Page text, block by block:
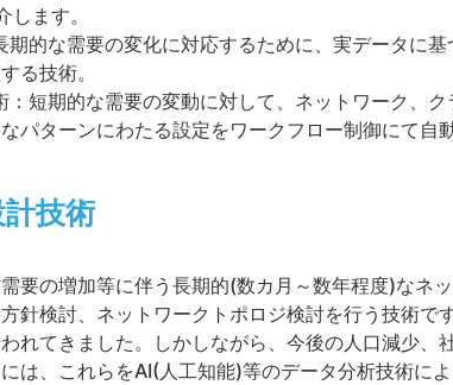
ます。
な需要の変化に対応するために、実データに基
る技術。
期的な需要の変動に対して、ネットワーク、ク
パターンにわたる設定をワークフロー制御にて自
技術
要の増加等に伴う長期的(数カ月～数年程度)なネ
針検討、ネットワークトポロジ検討を行う技術で
れてきました。しかしながら、今後の人口減少、
は、これらをAI(人工知能)等のデータ分析技術に